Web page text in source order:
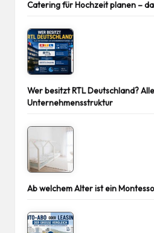
Catering für Hochzeit planen –
Wer besitzt RTL Deutschland?
Unternehmensstruktur
Ab welchem Alter ist ein